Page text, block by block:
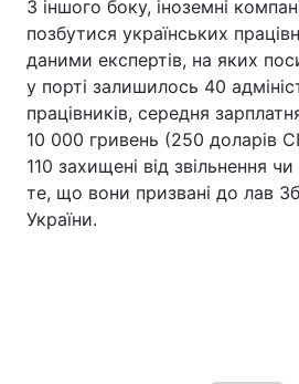
З іншого боку, іноземні
позбутися українських
даними експертів, на яких
у порті залишилось 40
працівників, середня
10 000 гривень (250 доларів
110 захищені від звільнення
те, що вони призвані до лав
України.